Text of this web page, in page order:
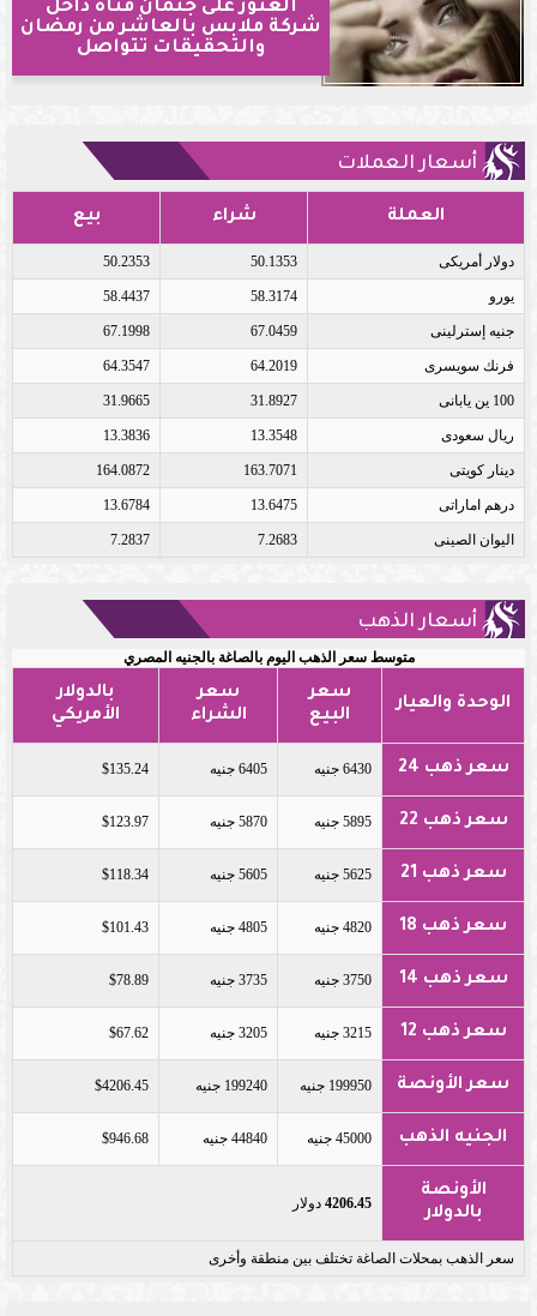
العثور على جثمان فتاة داخل
شركة ملابس بالعاشر من رمضان
والتحقيقات تتواصل
أسعار العملات
العملة شراء بيع
دولار أمريكى 50.1353
50.2353
يورو 58.3174
58.4437
جنيه إسترلينى 67.0459
67.1998
فرنك سويسرى 64.2019
64.3547
100 ين يابانى 31.8927
31.9665
ريال سعودى 13.3548
13.3836
دينار كويتى 163.7071
164.0872
درهم اماراتى 13.6475
13.6784
اليوان الصينى 7.2683
7.2837
أسعار الذهب
متوسط سعر الذهب اليوم بالصاغة بالجنيه المصري
الوحدة والعيار
سعر
البيع
سعر
الشراء
بالدولار
الأمريكي
سعر ذهب 24 6430 جنيه 6405 جنيه $135.24
سعر ذهب 22 5895 جنيه 5870 جنيه $123.97
سعر ذهب 21 5625 جنيه 5605 جنيه $118.34
سعر ذهب 18 4820 جنيه 4805 جنيه $101.43
سعر ذهب 14 3750 جنيه 3735 جنيه $78.89
سعر ذهب 12 3215 جنيه 3205 جنيه $67.62
سعر الأونصة 199950 جنيه 199240 جنيه $4206.45
الجنيه الذهب 45000 جنيه 44840 جنيه $946.68
الأونصة
بالدولار
4206.45 دولار
سعر الذهب بمحلات الصاغة تختلف بين منطقة وأخرى